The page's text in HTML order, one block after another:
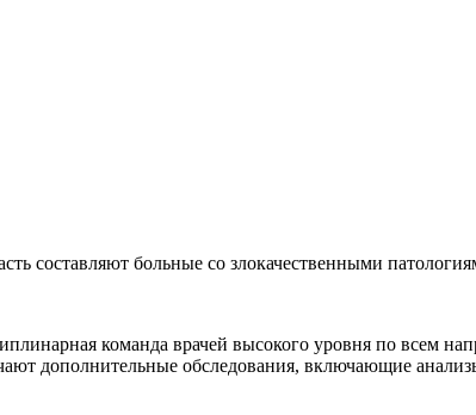
составляют больные со злокачественными
команда врачей высокого уровня по всем
дополнительные обследования, включающие